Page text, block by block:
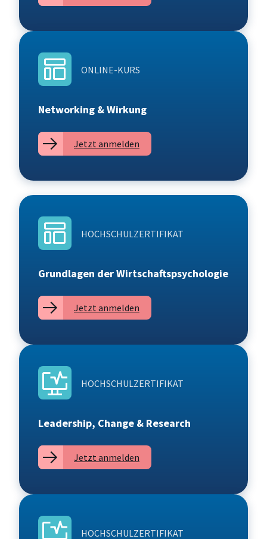
ONLINE-KURS
Networking & Wirkung
Jetzt anmelden
HOCHSCHULZERTIFIKAT
Grundlagen der Wirtschaftspsychologie
Jetzt anmelden
HOCHSCHULZERTIFIKAT
Leadership, Change & Research
Jetzt anmelden
HOCHSCHULZERTIFIKAT